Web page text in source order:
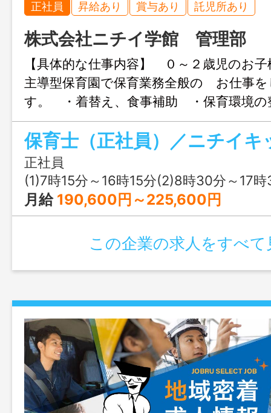
正社員 昇給あり 賞与あり 託児所あり
株式会社ニチイ学館 管理部
【具体的な仕事内容】 ０～２歳児のお
主導型保育園で保育業務全般の お仕事
す。 ・着替え、食事補助 ・保育環境の
準備、清掃など） ・保護者対応（連絡帳
ど） ・帳票作成（日誌、行事計画など
どはＩＣＴシステム（コドモン）を導入
す。 ＊変更範囲：変更なし
正社員
(1)7時15分～16時15分(2)8時30分～17時30分(3)9時30分～18時30分又は 7時
月給 190,600円～225,600円
この企業の求人をすべて